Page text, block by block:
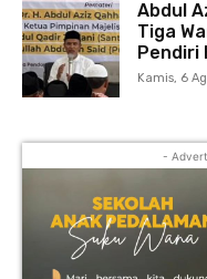
Abdul
Tiga
Pendiri
Kamis, 6
-